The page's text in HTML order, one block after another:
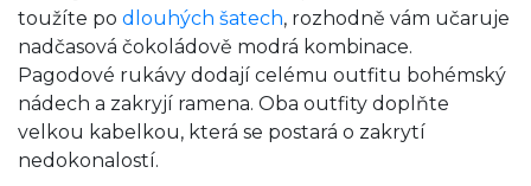
toužíte po dlouhých šatech, rozhodně vám učaruje
nadčasová čokoládově modrá kombinace.
Pagodové rukávy dodají celému outfitu bohémský
nádech a zakryjí ramena. Oba outfity doplňte
velkou kabelkou, která se postará o zakrytí
nedokonalostí.